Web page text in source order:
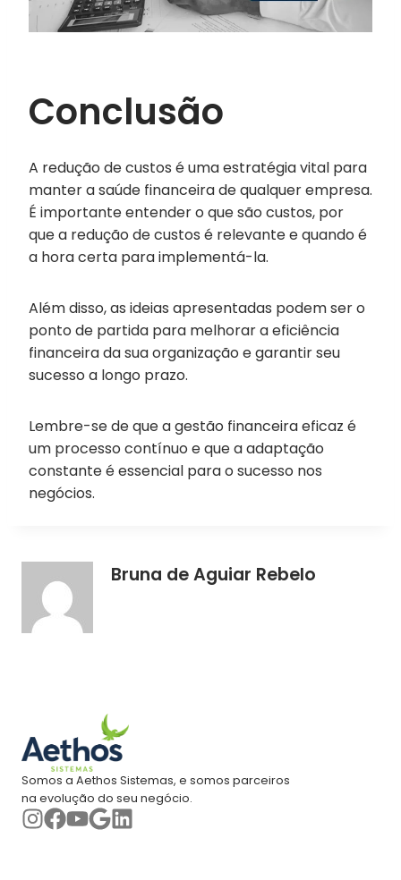
Conclusão
A redução de custos é uma estratégia vital para
manter a saúde financeira de qualquer empresa.
É importante entender o que são custos, por
que a redução de custos é relevante e quando é
a hora certa para implementá-la.
Além disso, as ideias apresentadas podem ser o
ponto de partida para melhorar a eficiência
financeira da sua organização e garantir seu
sucesso a longo prazo.
Lembre-se de que a gestão financeira eficaz é
um processo contínuo e que a adaptação
constante é essencial para o sucesso nos
negócios.
Bruna de Aguiar Rebelo
Somos a Aethos Sistemas, e somos parceiros
na evolução do seu negócio.